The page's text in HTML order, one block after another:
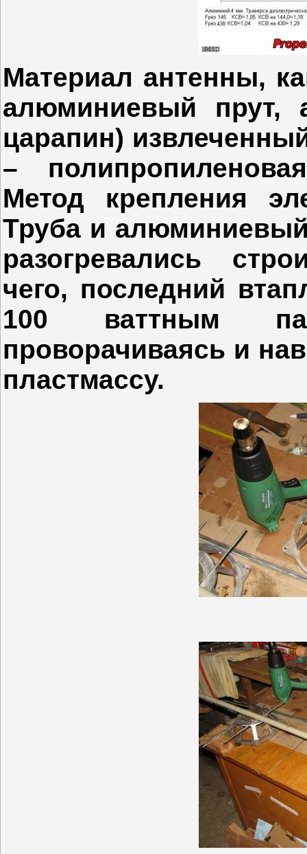
Материал антенны,
алюминиевый прут,
царапин)
–
Метод крепления
Труба и
разогревались
чего, последний
100 ваттным
проворачиваясь и
пластмассу.